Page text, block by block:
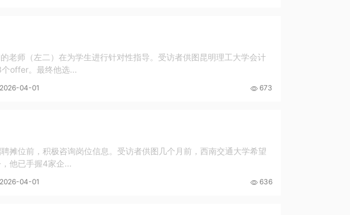
老师（左二）在为学生进行针对性指导。受访者供图昆明理工大学会计
offer。最终他选...
2026-04-01 673
摊位前，积极咨询岗位信息。受访者供图几个月前，西南交通大学希望
他已手握4家企...
2026-04-01 636